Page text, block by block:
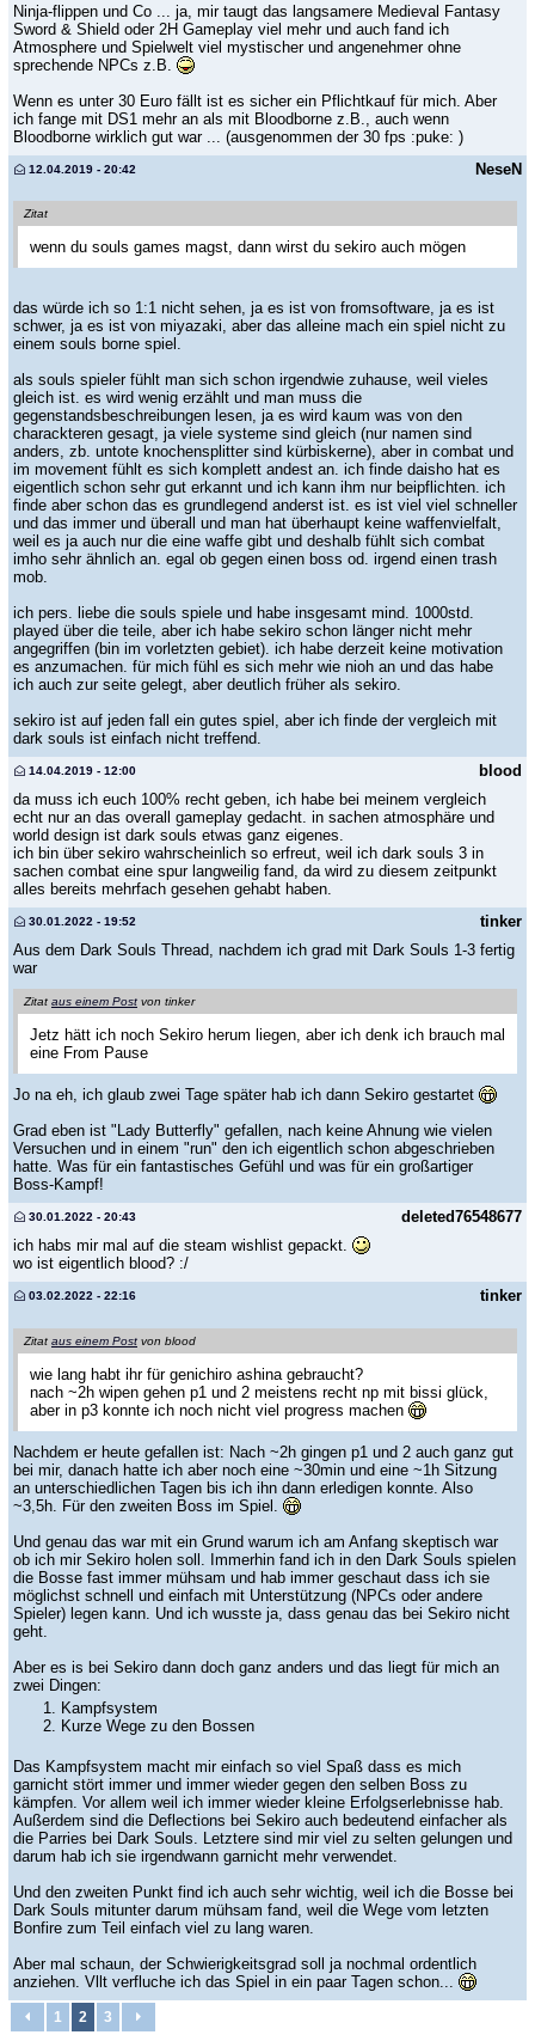
Ninja-flippen und Co ... ja, mir taugt das langsamere Medieval Fantasy
Sword & Shield oder 2H Gameplay viel mehr und auch fand ich
Atmosphere und Spielwelt viel mystischer und angenehmer ohne
sprechende NPCs z.B.
Wenn es unter 30 Euro fällt ist es sicher ein Pflichtkauf für mich. Aber
ich fange mit DS1 mehr an als mit Bloodborne z.B., auch wenn
Bloodborne wirklich gut war ... (ausgenommen der 30 fps :puke: )
NeseN
12.04.2019 - 20:42
Zitat
wenn du souls games magst, dann wirst du sekiro auch mögen
das würde ich so 1:1 nicht sehen, ja es ist von fromsoftware, ja es ist
schwer, ja es ist von miyazaki, aber das alleine mach ein spiel nicht zu
einem souls borne spiel.
als souls spieler fühlt man sich schon irgendwie zuhause, weil vieles
gleich ist. es wird wenig erzählt und man muss die
gegenstandsbeschreibungen lesen, ja es wird kaum was von den
charackteren gesagt, ja viele systeme sind gleich (nur namen sind
anders, zb. untote knochensplitter sind kürbiskerne), aber in combat und
im movement fühlt es sich komplett andest an. ich finde daisho hat es
eigentlich schon sehr gut erkannt und ich kann ihm nur beipflichten. ich
finde aber schon das es grundlegend anderst ist. es ist viel viel schneller
und das immer und überall und man hat überhaupt keine waffenvielfalt,
weil es ja auch nur die eine waffe gibt und deshalb fühlt sich combat
imho sehr ähnlich an. egal ob gegen einen boss od. irgend einen trash
mob.
ich pers. liebe die souls spiele und habe insgesamt mind. 1000std.
played über die teile, aber ich habe sekiro schon länger nicht mehr
angegriffen (bin im vorletzten gebiet). ich habe derzeit keine motivation
es anzumachen. für mich fühl es sich mehr wie nioh an und das habe
ich auch zur seite gelegt, aber deutlich früher als sekiro.
sekiro ist auf jeden fall ein gutes spiel, aber ich finde der vergleich mit
dark souls ist einfach nicht treffend.
blood
14.04.2019 - 12:00
da muss ich euch 100% recht geben, ich habe bei meinem vergleich
echt nur an das overall gameplay gedacht. in sachen atmosphäre und
world design ist dark souls etwas ganz eigenes.
ich bin über sekiro wahrscheinlich so erfreut, weil ich dark souls 3 in
sachen combat eine spur langweilig fand, da wird zu diesem zeitpunkt
alles bereits mehrfach gesehen gehabt haben.
tinker
30.01.2022 - 19:52
Aus dem Dark Souls Thread, nachdem ich grad mit Dark Souls 1-3 fertig
war
Zitat aus einem Post von tinker
Jetz hätt ich noch Sekiro herum liegen, aber ich denk ich brauch mal
eine From Pause
Jo na eh, ich glaub zwei Tage später hab ich dann Sekiro gestartet
Grad eben ist "Lady Butterfly" gefallen, nach keine Ahnung wie vielen
Versuchen und in einem "run" den ich eigentlich schon abgeschrieben
hatte. Was für ein fantastisches Gefühl und was für ein großartiger
Boss-Kampf!
deleted76548677
30.01.2022 - 20:43
ich habs mir mal auf die steam wishlist gepackt.
wo ist eigentlich blood? :/
tinker
03.02.2022 - 22:16
Zitat aus einem Post von blood
wie lang habt ihr für genichiro ashina gebraucht?
nach ~2h wipen gehen p1 und 2 meistens recht np mit bissi glück,
aber in p3 konnte ich noch nicht viel progress machen
Nachdem er heute gefallen ist: Nach ~2h gingen p1 und 2 auch ganz gut
bei mir, danach hatte ich aber noch eine ~30min und eine ~1h Sitzung
an unterschiedlichen Tagen bis ich ihn dann erledigen konnte. Also
~3,5h. Für den zweiten Boss im Spiel.
Und genau das war mit ein Grund warum ich am Anfang skeptisch war
ob ich mir Sekiro holen soll. Immerhin fand ich in den Dark Souls spielen
die Bosse fast immer mühsam und hab immer geschaut dass ich sie
möglichst schnell und einfach mit Unterstützung (NPCs oder andere
Spieler) legen kann. Und ich wusste ja, dass genau das bei Sekiro nicht
geht.
Aber es is bei Sekiro dann doch ganz anders und das liegt für mich an
zwei Dingen:
Kampfsystem
Kurze Wege zu den Bossen
Das Kampfsystem macht mir einfach so viel Spaß dass es mich
garnicht stört immer und immer wieder gegen den selben Boss zu
kämpfen. Vor allem weil ich immer wieder kleine Erfolgserlebnisse hab.
Außerdem sind die Deflections bei Sekiro auch bedeutend einfacher als
die Parries bei Dark Souls. Letztere sind mir viel zu selten gelungen und
darum hab ich sie irgendwann garnicht mehr verwendet.
Und den zweiten Punkt find ich auch sehr wichtig, weil ich die Bosse bei
Dark Souls mitunter darum mühsam fand, weil die Wege vom letzten
Bonfire zum Teil einfach viel zu lang waren.
Aber mal schaun, der Schwierigkeitsgrad soll ja nochmal ordentlich
anziehen. Vllt verfluche ich das Spiel in ein paar Tagen schon...
1 2 3